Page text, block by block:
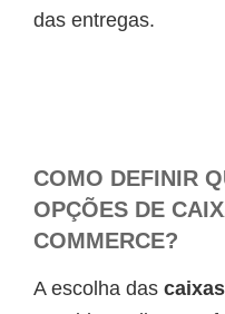
das entregas.
COMO DEFINIR
OPÇÕES DE
COMMERCE?
A escolha das